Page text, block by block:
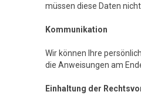
müssen diese Daten
Kommunikation
Wir können Ihre
die Anweisungen am
Einhaltung der